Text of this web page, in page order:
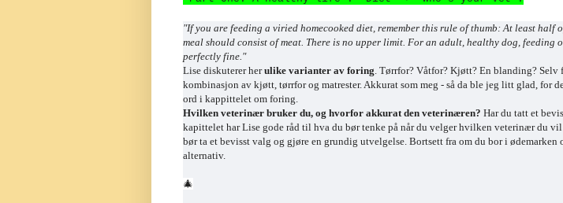
"If you are feeding a viried homecooked diet, remember this rule of thumb: At least half
meal should consist of meat. There is no upper limit. For an adult, healthy dog, feeding
perfectly fine."
Lise diskuterer herulike varianter av foring . Tørrfor? Våtfor? Kjøtt? En blanding? Selv
kombinasjon av kjøtt, tørrfor og matrester. Akkurat som meg - så da ble jeg litt glad, for
ord i kappittelet om foring.
Hvilken veterinær bruker du, og hvorfor akkurat den veterinæren? Har du tatt et
kapittelet har Lise gode råd til hva du bør tenke på når du velger hvilken veterinær du vil
bør ta et bevisst valg og gjøre en grundig utvelgelse. Bortsett fra om du bor i ødemarken
alternativ.
🎄